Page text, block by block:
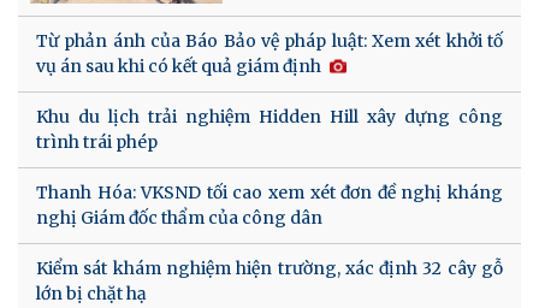
Từ phản ánh của Báo Bảo vệ pháp luật: Xem xét khởi tố
vụ án sau khi có kết quả giám định
Khu du lịch trải nghiệm Hidden Hill xây dựng công
trình trái phép
Thanh Hóa: VKSND tối cao xem xét đơn đề nghị kháng
nghị Giám đốc thẩm của công dân
Kiểm sát khám nghiệm hiện trường, xác định 32 cây gỗ
lớn bị chặt hạ